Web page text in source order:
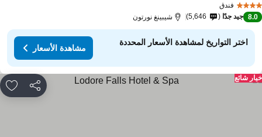
فندق
8.0 جيد جدًا 5,646 شيبينغ نورتون
اختر التواريخ لمشاهدة الأسعار المحددة
مشاهدة الأسعار
مشاركة
شائع